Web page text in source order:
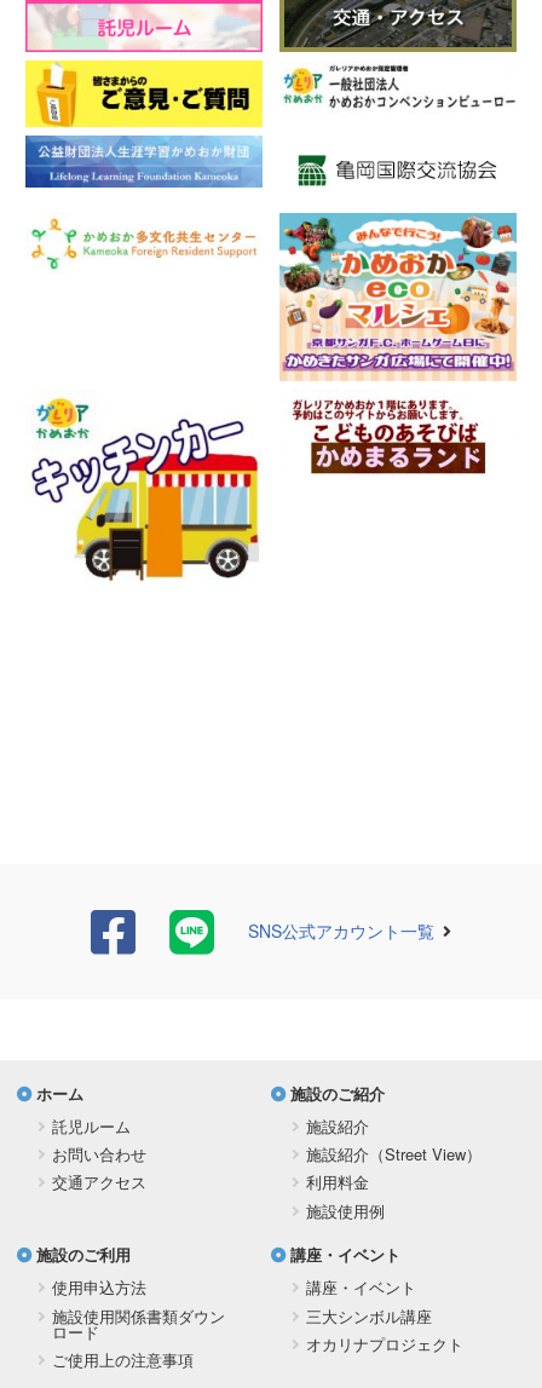
SNS公式アカウント一覧
ホーム
託児ルーム
お問い合わせ
交通アクセス
施設のご紹介
施設紹介
施設紹介（Street View）
利用料金
施設使用例
施設のご利用
使用申込方法
施設使用関係書類ダウン
ロード
ご使用上の注意事項
講座・イベント
講座・イベント
三大シンボル講座
オカリナプロジェクト